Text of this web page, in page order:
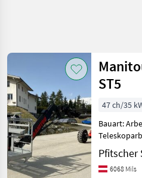
ST5
47 ch/35
Bauart:
Tragkraft: 350kg,
2730mm, Bereifung vorne:
Vollgummi
Pfitscher
6068 Mils